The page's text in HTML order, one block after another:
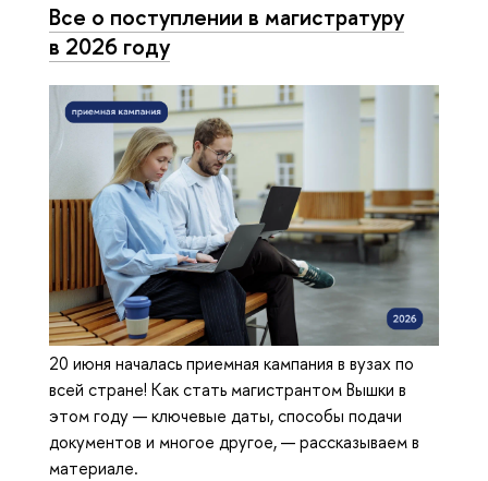
Все о поступлении в магистратуру
в 2026 году
20 июня началась приемная кампания в вузах по
всей стране! Как стать магистрантом Вышки в
этом году — ключевые даты, способы подачи
документов и многое другое, — рассказываем в
материале.